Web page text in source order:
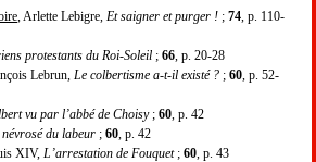
, Arlette Lebigre, Et saigner et purger ! ; 74 , p. 110-
protestants du Roi-Soleil ; 66 , p. 20-28
Lebrun, Le colbertisme a-t-il existé ? ; 60 , p. 52-
vu par l’abbé de Choisy; 60 , p. 42
du labeur ; 60 , p. 42
XIV, L’arrestation de Fouquet; 60 , p. 43